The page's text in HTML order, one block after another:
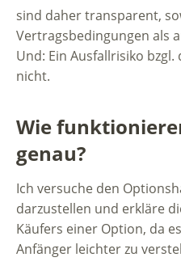
sind daher transparent,
Vertragsbedingungen als
Und: Ein Ausfallrisiko
nicht.
Wie
genau?
Ich versuche den
darzustellen und erkläre
Käufers einer Option, da
Anfänger leichter zu